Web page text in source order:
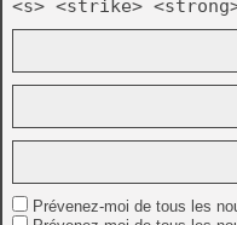
<s> <strike>
Prévenez-moi de tous les